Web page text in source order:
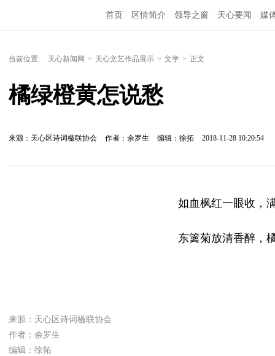
首页 区情简介 领导之窗 天心要闻 媒
当前位置: 天心新闻网 > 天心文艺作品展示 > 文学 > 正文
橘绿橙黄怎说愁
来源：天心区诗词楹联协会 作者：余罗生 编辑：徐拓 2018-11-28 10:20:54
如血枫红一眼收，
东篱菊放清香醉，
来源：天心区诗词楹联协会
作者：余罗生
编辑：徐拓